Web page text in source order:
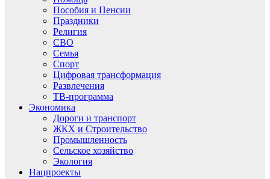
Пособия и Пенсии
Праздники
Религия
СВО
Семья
Спорт
Цифровая трансформация
Развлечения
ТВ-программа
Экономика
Дороги и транспорт
ЖКХ и Строительство
Промышленность
Сельское хозяйство
Экология
Нацпроекты